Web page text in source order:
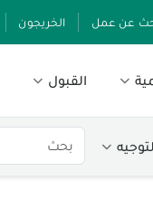
عن عمل الخريجون
القبول